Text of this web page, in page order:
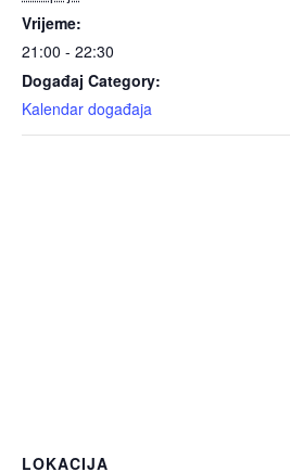
Vrijeme:
21:00 - 22:30
Događaj Category:
Kalendar događaja
LOKACIJA